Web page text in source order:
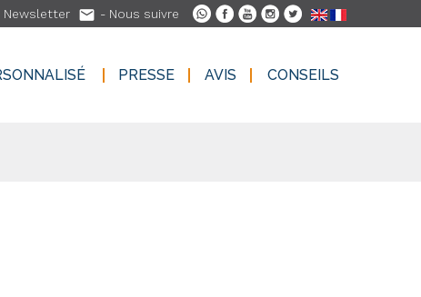
Newsletter  - Nous suivre
PRESSE AVIS CONSEILS